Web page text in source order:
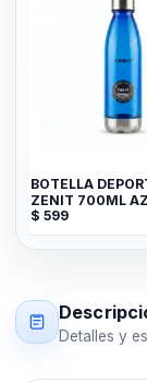
BOTELLA
ZENIT 700ML
Z0207A
$ 599
Detalles y